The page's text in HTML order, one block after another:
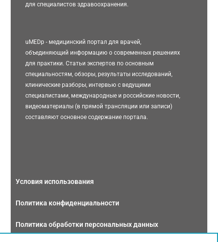
для специалистов здравоохранения.
uMEDp - медицинский портал для врачей,
объединяющий информацию о современных решениях
для практики. Статьи экспертов по основным
специальностям, обзоры, результаты исследований,
клинические разборы, интервью с ведущими
специалистами, международные и российские новости,
видеоматериалы (в прямой трансляции или записи)
составляют основное содержание портала.
Условия использования
Политика конфиденциальности
Политика обработки персональных данных